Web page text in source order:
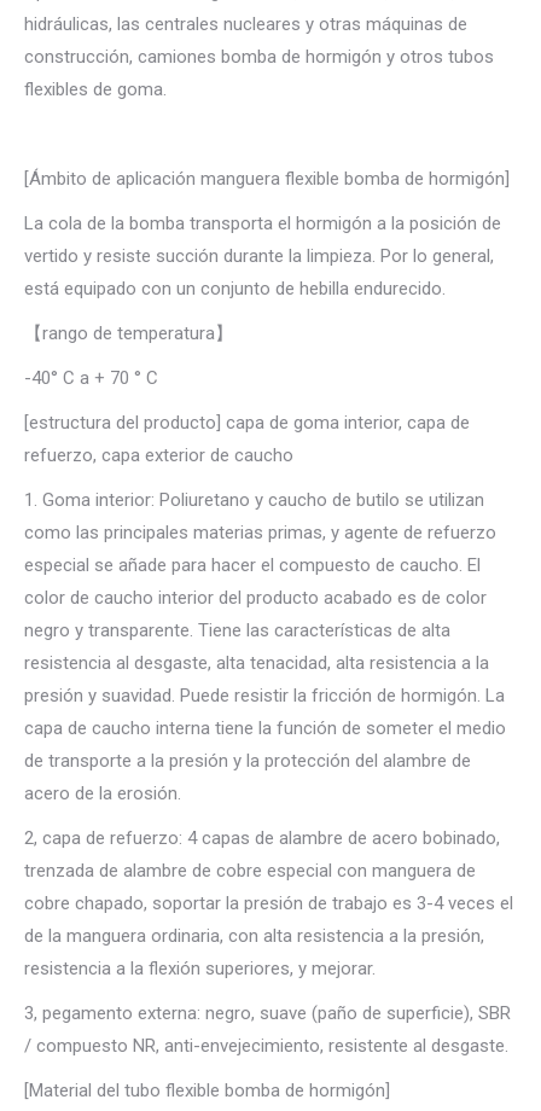
hidráulicas, las centrales nucleares y otras máquinas de
construcción, camiones bomba de hormigón y otros tubos
flexibles de goma.
[Ámbito de aplicación manguera flexible bomba de hormigón]
La cola de la bomba transporta el hormigón a la posición de
vertido y resiste succión durante la limpieza. Por lo general,
está equipado con un conjunto de hebilla endurecido.
【rango de temperatura】
-40° C a + 70 ° C
[estructura del producto] capa de goma interior, capa de
refuerzo, capa exterior de caucho
1. Goma interior: Poliuretano y caucho de butilo se utilizan
como las principales materias primas, y agente de refuerzo
especial se añade para hacer el compuesto de caucho. El
color de caucho interior del producto acabado es de color
negro y transparente. Tiene las características de alta
resistencia al desgaste, alta tenacidad, alta resistencia a la
presión y suavidad. Puede resistir la fricción de hormigón. La
capa de caucho interna tiene la función de someter el medio
de transporte a la presión y la protección del alambre de
acero de la erosión.
2, capa de refuerzo: 4 capas de alambre de acero bobinado,
trenzada de alambre de cobre especial con manguera de
cobre chapado, soportar la presión de trabajo es 3-4 veces el
de la manguera ordinaria, con alta resistencia a la presión,
resistencia a la flexión superiores, y mejorar.
3, pegamento externa: negro, suave (paño de superficie), SBR
/ compuesto NR, anti-envejecimiento, resistente al desgaste.
[Material del tubo flexible bomba de hormigón]